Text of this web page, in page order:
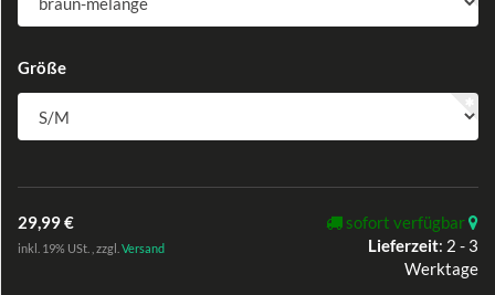
Größe
29,99 €
inkl. 19% USt. , zzgl. Versand
sofort verfügbar
Lieferzeit: 2 - 3
Werktage